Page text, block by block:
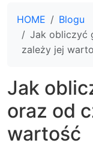
HOME
Blogu
Jak obliczyć
zależy jej
Jak
oraz od
wartość